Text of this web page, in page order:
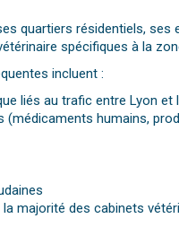
quartiers résidentiels,
spécifiques à la
incluent :
liés au trafic entre Lyon et
(médicaments humains,
majorité des cabinets